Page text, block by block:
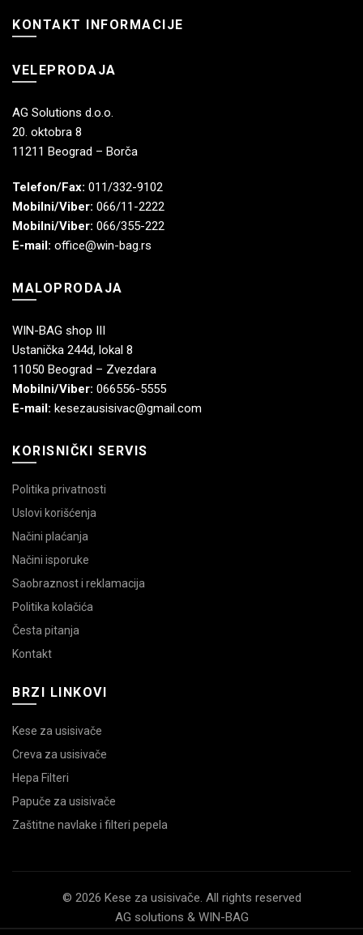
KONTAKT INFORMACIJE
VELEPRODAJA
AG Solutions d.o.o.
20. oktobra 8
11211 Beograd – Borča
Telefon/Fax: 011/332-9102
Mobilni/Viber: 066/11-2222
Mobilni/Viber: 066/355-222
E-mail: office@win-bag.rs
MALOPRODAJA
WIN-BAG shop III
Ustanička 244d, lokal 8
11050 Beograd – Zvezdara
Mobilni/Viber: 066556-5555
E-mail: kesezausisivac@gmail.com
KORISNIČKI SERVIS
Politika privatnosti
Uslovi korišćenja
Načini plaćanja
Načini isporuke
Saobraznost i reklamacija
Politika kolačića
Česta pitanja
Kontakt
BRZI LINKOVI
Kese za usisivače
Creva za usisivače
Hepa Filteri
Papuče za usisivače
Zaštitne navlake i filteri pepela
© 2026 Kese za usisivače. All rights reserved
AG solutions & WIN-BAG